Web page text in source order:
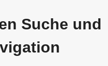
Suche und